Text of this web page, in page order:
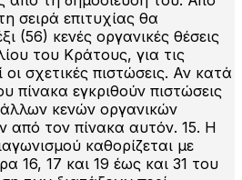
σειρά επιτυχίας θα
(56) κενές οργανικές θέσεις
του Κράτους, για τις
οι σχετικές πιστώσεις. Αν κατά
πίνακα εγκριθούν πιστώσεις
κενών οργανικών
από τον πίνακα αυτόν. 15. Η
καθορίζεται με
16, 17 και 19 έως και 31 του